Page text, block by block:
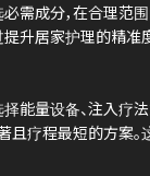
需成分，在合理范
升居家护理的精准
择能量设备、注入疗
且疗程最短的方案